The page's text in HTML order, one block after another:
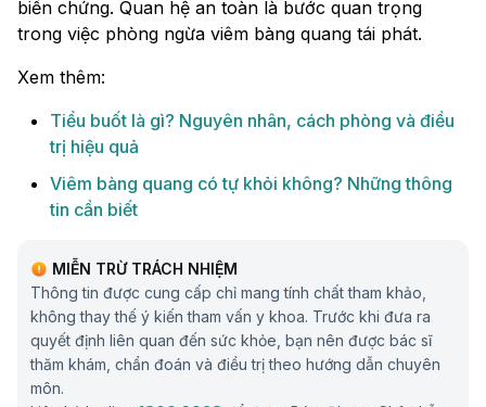
biến chứng. Quan hệ an toàn là bước quan trọng
trong việc phòng ngừa viêm bàng quang tái phát.
Xem thêm:
Tiểu buốt là gì? Nguyên nhân, cách phòng và điều
trị hiệu quả
Viêm bàng quang có tự khỏi không? Những thông
tin cần biết
MIỄN TRỪ TRÁCH NHIỆM
Thông tin được cung cấp chỉ mang tính chất tham khảo,
không thay thế ý kiến tham vấn y khoa. Trước khi đưa ra
quyết định liên quan đến sức khỏe, bạn nên được bác sĩ
thăm khám, chẩn đoán và điều trị theo hướng dẫn chuyên
môn.